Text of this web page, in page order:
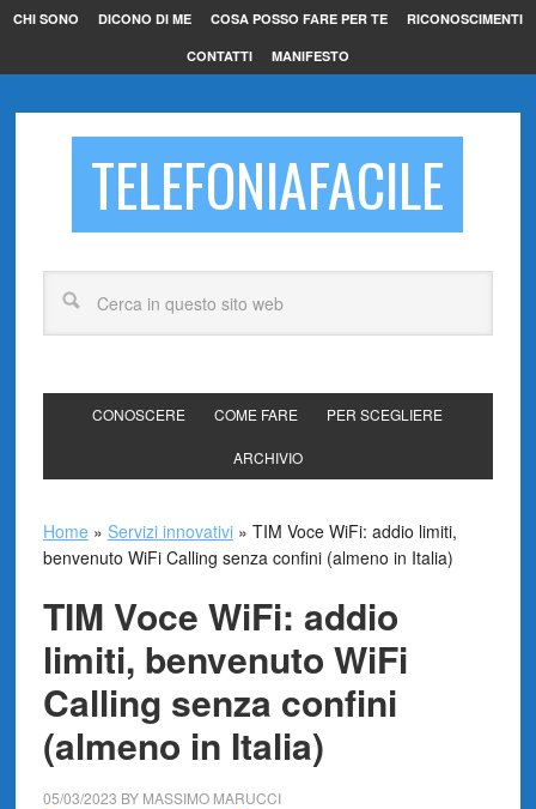
CHI SONO DICONO DI ME COSA POSSO FARE PER TE RICONOSCIMENTI
CONTATTI MANIFESTO
TELEFONIAFACILE
CONOSCERE COME FARE PER SCEGLIERE
ARCHIVIO
Home » Servizi innovativi» TIM Voce WiFi: addio limiti,
benvenuto WiFi Calling senza confini (almeno in Italia)
TIM Voce WiFi: addio
limiti, benvenuto WiFi
Calling senza confini
(almeno in Italia)
05/03/2023 BY MASSIMO MARUCCI